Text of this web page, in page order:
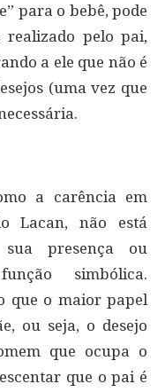
para o bebê, pode
realizado pelo pai,
a ele que não é
(uma vez que
a carência em
Lacan, não está
sua presença ou
simbólica.
que o maior papel
ou seja, o desejo
que ocupa o
que o pai é